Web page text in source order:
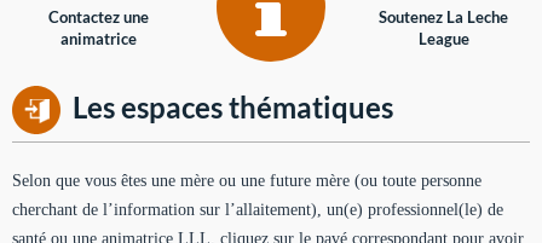
Contactez une
animatrice
Soutenez La Leche
League
Les espaces thématiques
Selon que vous êtes une mère ou une future mère (ou toute personne
cherchant de l’information sur l’allaitement), un(e) professionnel(le) de
santé ou une animatrice LLL, cliquez sur le pavé correspondant pour avoir